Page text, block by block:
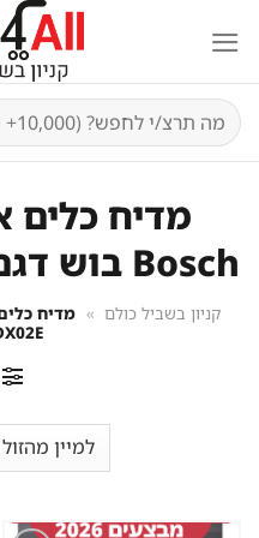
content
חיפוש
עבור:
מדיח כלים
Bosch בוש דגם SMV25DX02E
קניון בשביל כולם »